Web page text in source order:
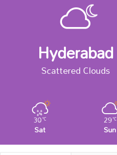
Hyderabad
Scattered Clouds
30℃
Sat
29℃
Sun